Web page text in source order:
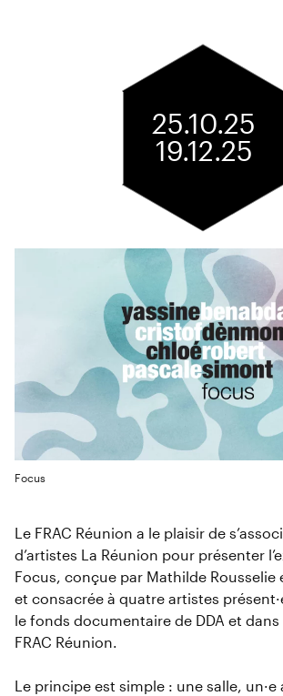
Focus
25.10.25
19.12.25
Le FRAC Réunion a le plaisir de
d’artistes La Réunion pour présenter
Focus, conçue par Mathilde Rousselie
et consacrée à quatre artistes
le fonds documentaire de DDA et
FRAC Réunion.
Le principe est simple : une salle, un·e